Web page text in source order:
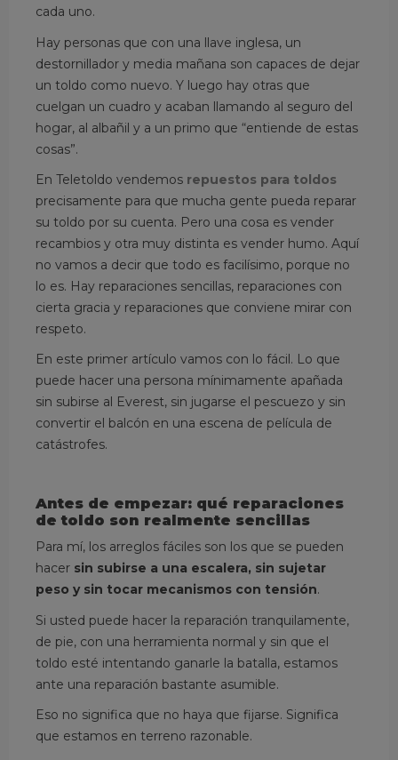
cada uno.
Hay personas que con una llave inglesa, un
destornillador y media mañana son capaces de dejar
un toldo como nuevo. Y luego hay otras que
cuelgan un cuadro y acaban llamando al seguro del
hogar, al albañil y a un primo que “entiende de estas
cosas”.
En Teletoldo vendemos repuestos para toldos
precisamente para que mucha gente pueda reparar
su toldo por su cuenta. Pero una cosa es vender
recambios y otra muy distinta es vender humo. Aquí
no vamos a decir que todo es facilísimo, porque no
lo es. Hay reparaciones sencillas, reparaciones con
cierta gracia y reparaciones que conviene mirar con
respeto.
En este primer artículo vamos con lo fácil. Lo que
puede hacer una persona mínimamente apañada
sin subirse al Everest, sin jugarse el pescuezo y sin
convertir el balcón en una escena de película de
catástrofes.
Antes de empezar: qué reparaciones
de toldo son realmente sencillas
Para mí, los arreglos fáciles son los que se pueden
hacer sin subirse a una escalera, sin sujetar
peso y sin tocar mecanismos con tensión.
Si usted puede hacer la reparación tranquilamente,
de pie, con una herramienta normal y sin que el
toldo esté intentando ganarle la batalla, estamos
ante una reparación bastante asumible.
Eso no significa que no haya que fijarse. Significa
que estamos en terreno razonable.